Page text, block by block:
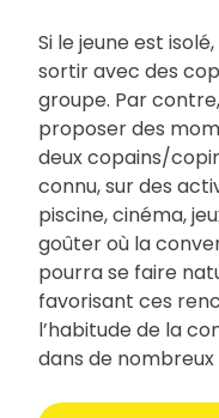
Si le jeune est
sortir avec des
groupe. Par
proposer des
deux copains/
connu, sur des
piscine, cinéma,
goûter où la
pourra se faire
favorisant ces
l’habitude de la
dans de